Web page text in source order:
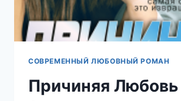
СОВРЕМЕННЫЙ ЛЮБОВНЫЙ РОМАН
Причиняя Любовь